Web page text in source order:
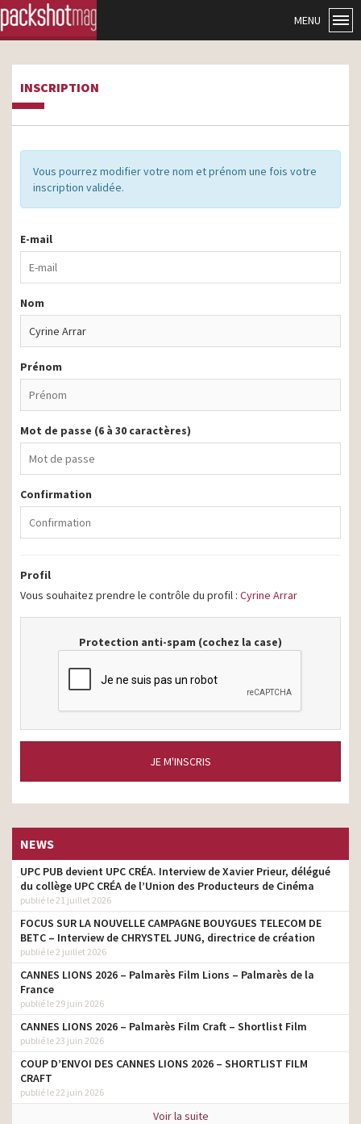
MENU
INSCRIPTION
Vous pourrez modifier votre nom et prénom une fois votre
inscription validée.
E-mail
Nom
Prénom
Mot de passe (6 à 30 caractères)
Confirmation
Profil
Vous souhaitez prendre le contrôle du profil : Cyrine Arrar
Protection anti-spam (cochez la case)
JE M'INSCRIS
NEWS
UPC PUB devient UPC CRÉA. Interview de Xavier Prieur, délégué
du collège UPC CRÉA de l’Union des Producteurs de Cinéma
publié le 21 juillet 2026
FOCUS SUR LA NOUVELLE CAMPAGNE BOUYGUES TELECOM DE
BETC – Interview de CHRYSTEL JUNG, directrice de création
publié le 2 juillet 2026
CANNES LIONS 2026 – Palmarès Film Lions – Palmarès de la
France
publié le 29 juin 2026
CANNES LIONS 2026 – Palmarès Film Craft – Shortlist Film
publié le 23 juin 2026
COUP D’ENVOI DES CANNES LIONS 2026 – SHORTLIST FILM
CRAFT
publié le 22 juin 2026
Voir la suite